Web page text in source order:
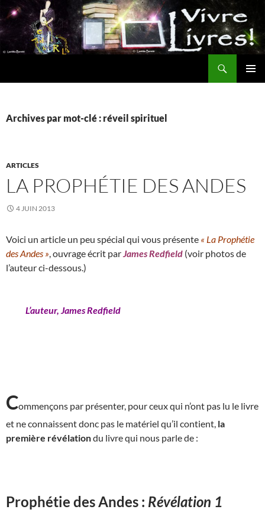
Aller
au
contenu
Archives par mot-clé : réveil spirituel
ARTICLES
LA PROPHÉTIE DES ANDES
4 JUIN 2013
Voici un article un peu spécial qui vous présente « La Prophétie
des Andes » , ouvrage écrit par James Redfield (voir photos de
l’auteur ci-dessous.)
L’auteur, James Redfield
Commençons par présenter, pour ceux qui n’ont pas lu le livre
et ne connaissent donc pas le matériel qu’il contient, la
première révélationdu livre qui nous parle de :
Prophétie des Andes : Révélation 1